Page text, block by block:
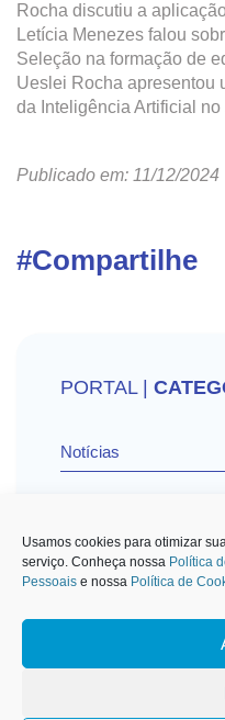
Usamos cookies para otimizar
serviço. Conheça nossa Política
Pessoais e nossa Política de
Rocha discutiu a
Letícia Menezes falou
Seleção na formação de
Ueslei Rocha apresentou
da Inteligência Artificial no
Publicado em: 11/12/2024
#Compartilhe
PORTAL |
Notícias